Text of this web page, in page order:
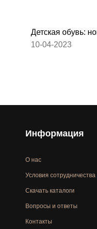
Детская обувь:
10-04-2023
Информация
О нас
Условия сотрудничества
Скачать каталоги
Вопросы и ответы
Контакты